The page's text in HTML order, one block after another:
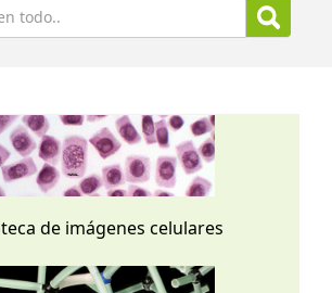
de imágenes celulares